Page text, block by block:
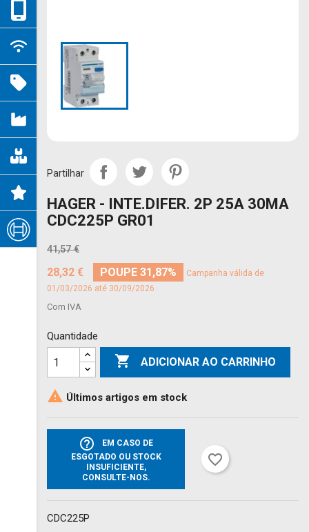
Partilhar
HAGER - INTE.DIFER. 2P 25A 30MA
CDC225P GR01
41,57 €
28,32 € POUPE 31,87%
Campanha válida de
01/03/2026 até 30/09/2026
Com IVA
Quantidade
 ADICIONAR AO CARRINHO
 Últimos artigos em stock
help_outline
EM CASO DE
ESGOTADO OU STOCK
INSUFICIENTE,
CONSULTE-NOS.
favorite_border
CDC225P